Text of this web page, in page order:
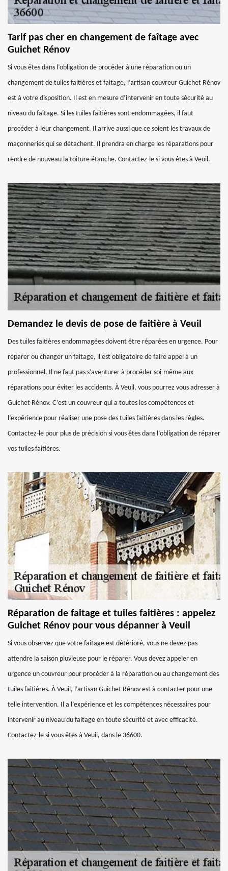
Tarif pas cher en changement de faîtage avec
Guichet Rénov
Si vous êtes dans l’obligation de procéder à une réparation ou un
changement de tuiles faitières et faitage, l’artisan couvreur Guichet Rénov
est à votre disposition. Il est en mesure d’intervenir en toute sécurité au
niveau du faitage. Si les tuiles faitières sont endommagées, il faut
procéder à leur changement. Il arrive aussi que ce soient les travaux de
maçonneries qui se détachent. Il prendra en charge les réparations pour
rendre de nouveau la toiture étanche. Contactez-le si vous êtes à Veuil.
Demandez le devis de pose de faitière à Veuil
Des tuiles faitières endommagées doivent être réparées en urgence. Pour
réparer ou changer un faitage, il est obligatoire de faire appel à un
professionnel. Il ne faut pas s’aventurer à procéder soi-même aux
réparations pour éviter les accidents. À Veuil, vous pourrez vous adresser à
Guichet Rénov. C’est un couvreur qui a toutes les compétences et
l’expérience pour réaliser une pose des tuiles faitières dans les règles.
Contactez-le pour plus de précision si vous êtes dans l’obligation de réparer
vos tuiles faitières.
Réparation de faitage et tuiles faitières : appelez
Guichet Rénov pour vous dépanner à Veuil
Si vous observez que votre faitage est détérioré, vous ne devez pas
attendre la saison pluvieuse pour le réparer. Vous devez appeler en
urgence un couvreur pour procéder à la réparation ou au changement des
tuiles faitières. À Veuil, l’artisan Guichet Rénov est à contacter pour une
telle intervention. Il a l’expérience et les compétences nécessaires pour
intervenir au niveau du faitage en toute sécurité et avec efficacité.
Contactez-le si vous êtes à Veuil, dans le 36600.